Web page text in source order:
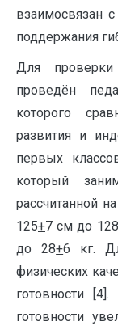
взаимосвязан
поддержания
Для
проведён
которого
развития и
первых
который
рассчитанной
125+7 см до 128
до 28+6 кг.
физических
готовности
готовности